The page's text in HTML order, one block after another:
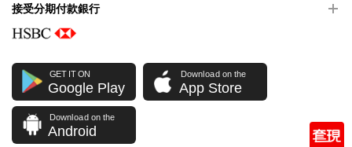
接受分期付款銀行
GET IT ON
Google Play
Download on the
App Store
Download on the
Android